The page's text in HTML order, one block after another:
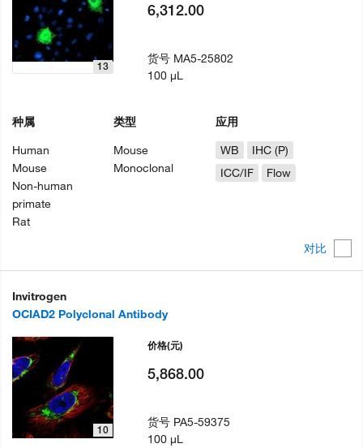
对比
13
种属
Human
Mouse
Non-human
primate
Rat
类型
Mouse
Monoclonal
应用
WB
IHC (P)
ICC/IF
Flow
6,312.00
货号 MA5-25802
100 µL
Invitrogen
OCIAD2 Polyclonal Antibody
10
价格(元)
5,868.00
货号 PA5-59375
100 µL